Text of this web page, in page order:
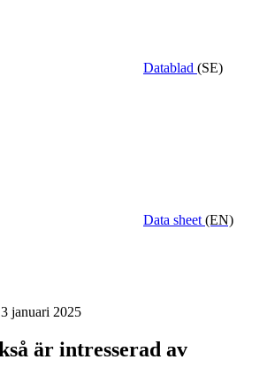
Datablad (SE)
Data sheet (EN)
januari 2025
är intresserad av